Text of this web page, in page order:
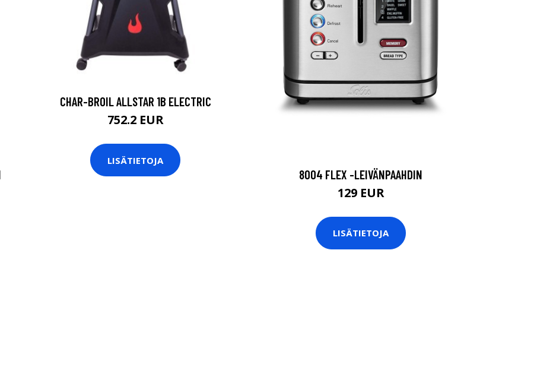
CHAR-BROIL ALLSTAR 1B ELECTRIC
752.2 EUR
LISÄTIETOJA
8004 FLEX -LEIVÄNPAAHDIN
129 EUR
LISÄTIETOJA